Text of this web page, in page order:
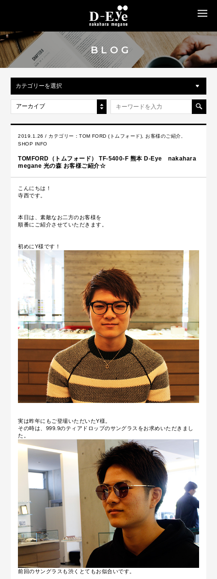
BLOG
カテゴリーを選択
アーカイブ
2019.1.26 / カテゴリー：TOM FORD (トムフォード) お客様のご紹介
SHOP INFO
TOMFORD（トムフォード） TF-5400-F 熊本 D-Eye nakahara
megane 光の森 お客様ご紹介☆
こんにちは！
寺西です。
本日は、素敵なお二方のお客様を
順番にご紹介させていただきます。
初めにY様です！
実は昨年にもご登場いただいたY様。
その時は、999.9のティアドロップのサングラスをお求めいただきまし
た。
前回のサングラスも渋くとてもお似合いです。